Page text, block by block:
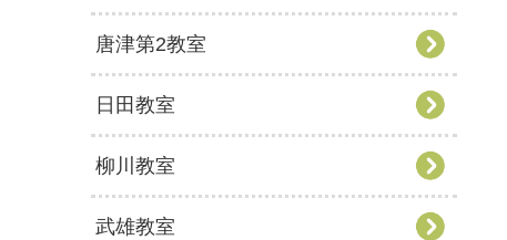
唐津第2教室
日田教室
柳川教室
武雄教室